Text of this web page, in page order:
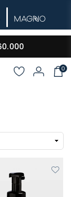
Colombia
0